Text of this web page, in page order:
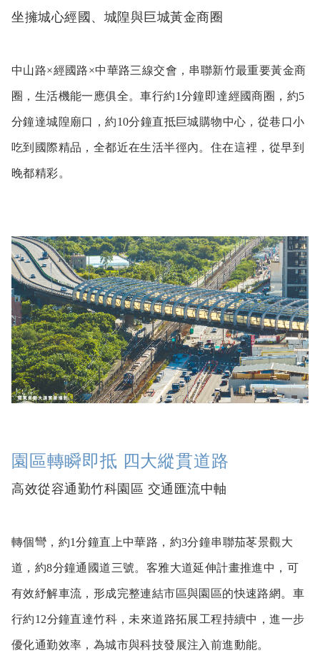
坐擁城心經國、城隍與巨城黃金商圈
中山路×經國路×中華路三線交會，串聯新竹最重要黃金商
圈，生活機能一應俱全。車行約1分鐘即達經國商圈，約5
分鐘達城隍廟口，約10分鐘直抵巨城購物中心，從巷口小
吃到國際精品，全都近在生活半徑內。住在這裡，從早到
園區轉瞬即抵 四大縱貫道路
高效從容通勤竹科園區 交通匯流中軸
轉個彎，約1分鐘直上中華路，約3分鐘串聯茄苳景觀大
道，約8分鐘通國道三號。客雅大道延伸計畫推進中，可
有效紓解車流，形成完整連結市區與園區的快速路網。車
行約12分鐘直達竹科，未來道路拓展工程持續中，進一步